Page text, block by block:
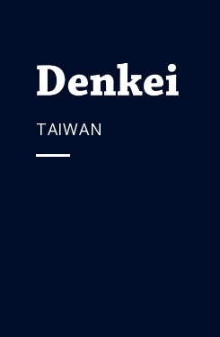
TAIWAN